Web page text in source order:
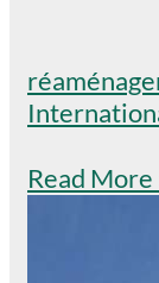
Read More